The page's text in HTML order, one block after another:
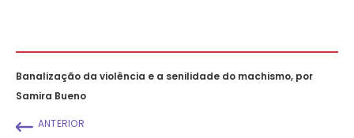
Banalização da violência e a senilidade do machismo, por
Samira Bueno
ANTERIOR